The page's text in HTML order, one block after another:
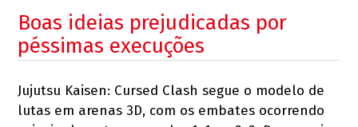
Boas ideias prejudicadas por
péssimas execuções
Jujutsu Kaisen: Cursed Clash segue o modelo de
lutas em arenas 3D, com os embates ocorrendo